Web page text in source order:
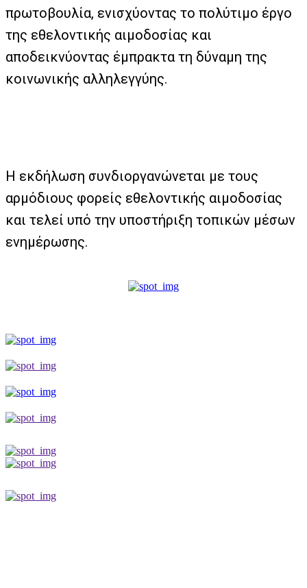
πρωτοβουλία, ενισχύοντας το πολύτιμο έργο
της εθελοντικής αιμοδοσίας και
αποδεικνύοντας έμπρακτα τη δύναμη της
κοινωνικής αλληλεγγύης.
Η εκδήλωση συνδιοργανώνεται με τους
αρμόδιους φορείς εθελοντικής αιμοδοσίας
και τελεί υπό την υποστήριξη τοπικών μέσων
ενημέρωσης.